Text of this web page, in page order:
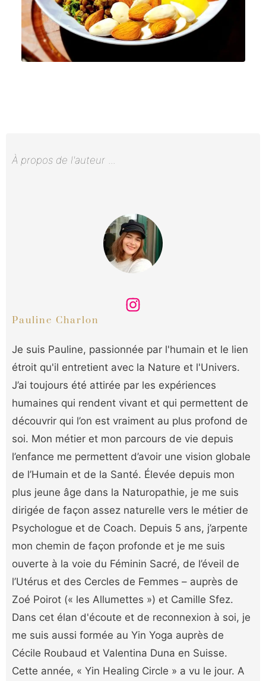
À propos de l'auteur
Pauline Charlon
Je suis Pauline, passionnée par l'humain et le lien
étroit qu'il entretient avec la Nature et l'Univers.
J’ai toujours été attirée par les expériences
humaines qui rendent vivant et qui permettent de
découvrir qui l’on est vraiment au plus profond de
soi. Mon métier et mon parcours de vie depuis
l’enfance me permettent d’avoir une vision globale
de l’Humain et de la Santé. Élevée depuis mon
plus jeune âge dans la Naturopathie, je me suis
dirigée de façon assez naturelle vers le métier de
Psychologue et de Coach. Depuis 5 ans, j’arpente
mon chemin de façon profonde et je me suis
ouverte à la voie du Féminin Sacré, de l’éveil de
l’Utérus et des Cercles de Femmes – auprès de
Zoé Poirot (« les Allumettes ») et Camille Sfez.
Dans cet élan d'écoute et de reconnexion à soi, je
me suis aussi formée au Yin Yoga auprès de
Cécile Roubaud et Valentina Duna en Suisse.
Cette année, « Yin Healing Circle » a vu le jour. A